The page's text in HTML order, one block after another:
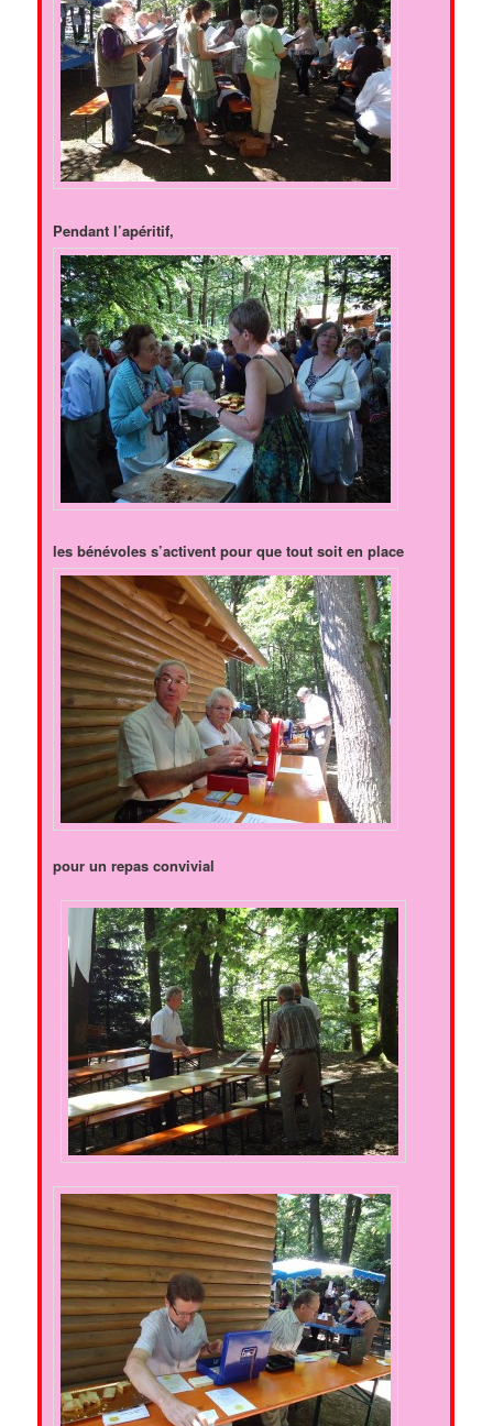
Pendant l’apéritif,
les bénévoles s’activent pour que tout soit en place
pour un repas convivial